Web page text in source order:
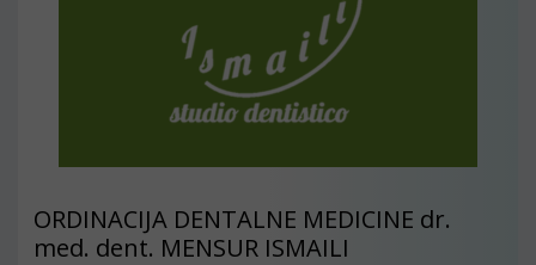
ORDINACIJA DENTALNE MEDICINE dr.
med. dent. MENSUR ISMAILI